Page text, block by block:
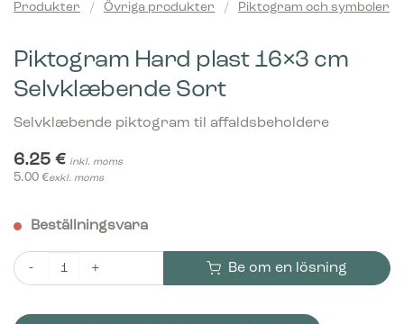
Produkter / Övriga produkter / Piktogram och symboler
Piktogram Hard plast 16×3 cm
Selvklæbende Sort
Selvklæbende piktogram til affaldsbeholdere
6.25 € inkl. moms
5.00 €exkl. moms
Beställningsvara
Piktogram Hard plast 16x3 cm Selvklæbende Sort mängd
Be om en lösning